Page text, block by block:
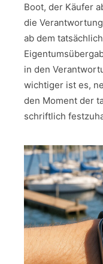
Boot, der Käufer
die
ab dem
in den
wichtiger ist es,
den Moment der
schriftlich